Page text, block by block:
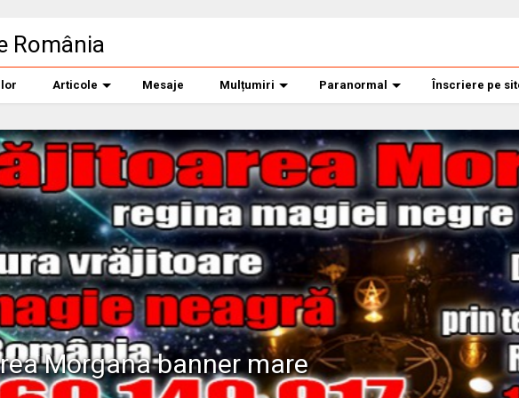
România
Articole Mesaje Mulțumiri Paranormal Înscriere pe
Morgana banner mare